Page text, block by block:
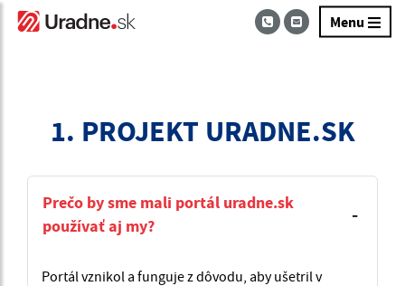
Menu
1. PROJEKT URADNE.SK
Prečo by sme mali portál uradne.sk
používať aj my?
Portál vznikol a funguje z dôvodu, aby ušetril v